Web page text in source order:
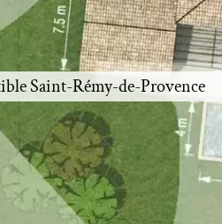
Saint-Rémy-de-Provence